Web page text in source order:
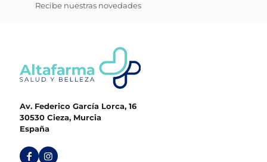
Recibe nuestras novedades
Av. Federico García Lorca, 16
30530 Cieza, Murcia
España